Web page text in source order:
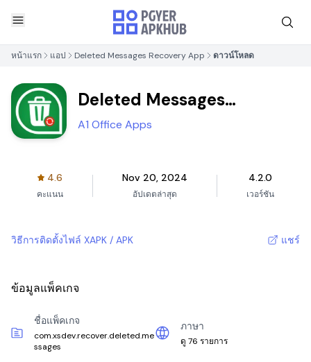
หน้าแรก แอป Deleted Messages Recovery App ดาวน์โหลด
Deleted Messages
Recovery App
A1 Office Apps
4.6
คะแนน
Nov 20, 2024
อัปเดตล่าสุด
4.2.0
เวอร์ชัน
วิธีการติดตั้งไฟล์ XAPK / APK แชร์
ข้อมูลแพ็คเกจ
ชื่อแพ็คเกจ
com.xsdev.recover.deleted.me
ssages
ภาษา
ดู 76 รายการ